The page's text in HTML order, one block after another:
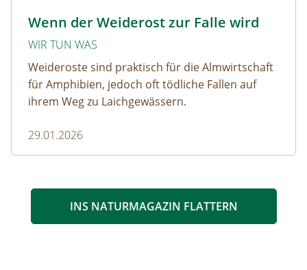
Wenn der Weiderost zur Falle wird
WIR TUN WAS
Weideroste sind praktisch für die Almwirtschaft
für Amphibien, jedoch oft tödliche Fallen auf
ihrem Weg zu Laichgewässern.
29.01.2026
INS NATURMAGAZIN FLATTERN